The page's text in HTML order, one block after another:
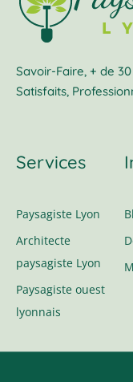
Savoir-Faire, + de
Satisfaits,
Services
Paysagiste Lyon
Architecte
paysagiste Lyon
Paysagiste ouest
lyonnais